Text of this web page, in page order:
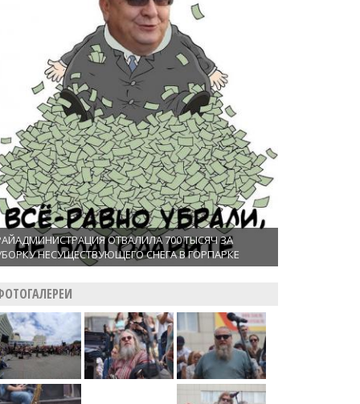
ОТВАЛИЛА 700 ТЫСЯЧ ЗА
НЕСУЩЕСТВУЮЩЕГО СНЕГА В ГОРПАРКЕ